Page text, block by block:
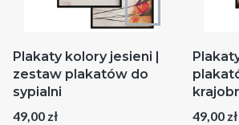
Plakaty kolory jesieni |
zestaw plakatów do
sypialni
Cena
49,00 zł
Cena
49,00 zł